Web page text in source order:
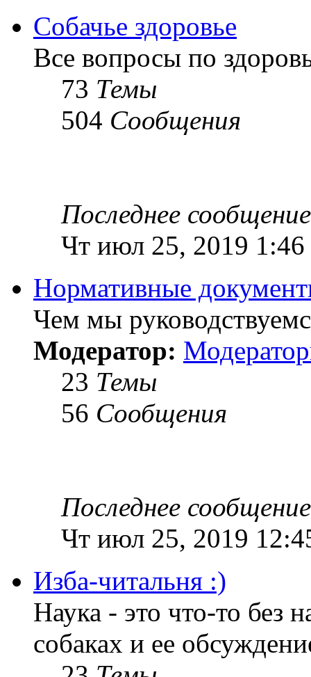
Собачье здоровье
Все вопросы по
73 Темы
504 Сообщения
Последнее сообщение
Чт июл 25, 2019 1:46
Нормативные
Чем мы
Модератор:
23 Темы
56 Сообщения
Последнее сообщение
Чт июл 25, 2019
Изба-читальня :)
Наука - это что-то без
собаках и ее